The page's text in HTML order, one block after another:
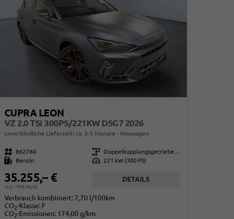
CUPRA LEON
VZ 2.0 TSI 300PS/221KW DSG7 2026
unverbindliche Lieferzeit: ca. 3-5 Monate Neuwagen
Fahrzeugnr. 862760 Getriebe
Doppelkupplungsgetriebe (DSG)
Kraftstoff
Benzin Leistung 221 kW (300 PS)
35.255,– €
incl. 19% MwSt.
DETAILS
Verbrauch kombiniert: 7,70 l/100km
CO2-Klasse: F
CO2-Emissionen: 174,00 g/km